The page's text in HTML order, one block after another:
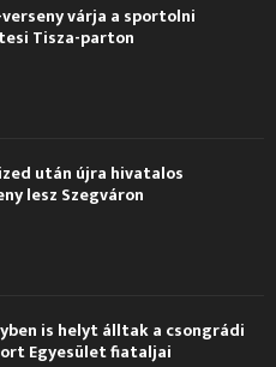
várja a sportolni
Tisza-parton
után újra hivatalos
lesz Szegváron
is helyt álltak a csongrádi
Egyesület fiataljai